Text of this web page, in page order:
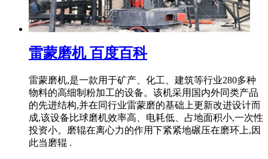
雷蒙磨机 百度百科
雷蒙磨机,是一款用于矿产、化工、建筑等行业280多种
物料的高细制粉加工的设备。该机采用国内外同类产品
的先进结构,并在同行业雷蒙磨的基础上更新改进设计而
成,该设备比球磨机效率高、电耗低、占地面积小,一次性
投资小。磨辊在离心力的作用下紧紧地碾压在磨环上,因
此当磨辊 .